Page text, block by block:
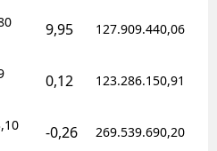
9,95 127.909.440,06
0,12 123.286.150,91
-0,26 269.539.690,20